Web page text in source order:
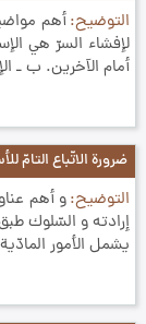
التوضيح
أمام الآخرین. ب ـ
ضرورة الاتّباع التامّ
التوضيح
يشمل الأمور المادّية و